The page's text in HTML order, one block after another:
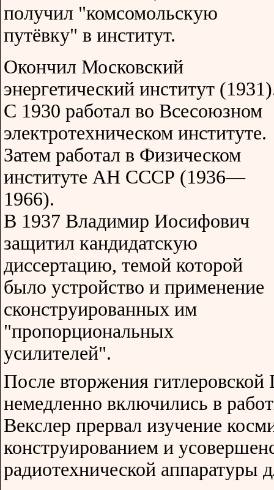
получил "комсомольскую
путёвку" в институт.
Окончил Московский
энергетический институт
С 1930 работал во Всесоюзном
электротехническом институте.
Затем работал в Физическом
институте АН СССР (1936—
1966).
В 1937 Владимир Иосифович
защитил кандидатскую
диссертацию, темой которой
было устройство и применение
сконструированных им
"пропорциональных
усилителей".
После вторжения
немедленно включились в
Векслер прервал изучение
конструированием и
радиотехнической аппаратуры